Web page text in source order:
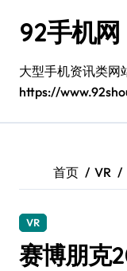
92手机网
大型手机资讯类网
https://
首页 VR
VR
赛博朋克